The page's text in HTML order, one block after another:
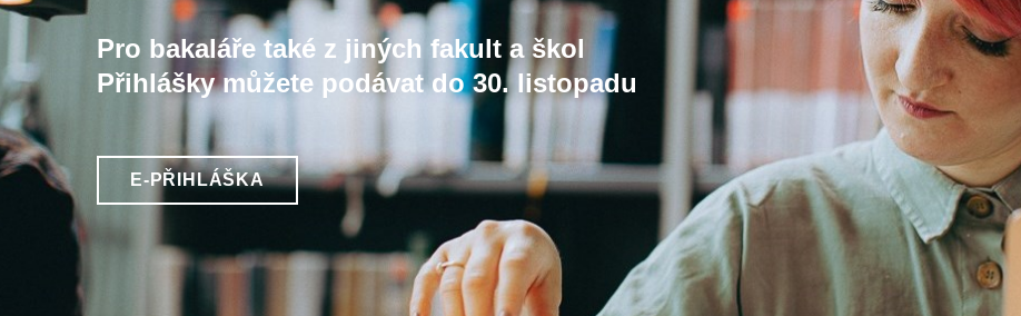
Pro bakaláře také z jiných fakult a škol
Přihlášky můžete podávat do 30. listopadu
E-PŘIHLÁŠKA